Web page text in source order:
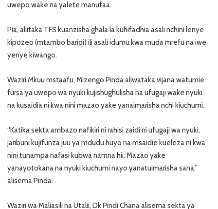
uwepo wake na yalete manufaa.
Pia, aliitaka TFS kuanzisha ghala la kuhifadhia asali nchini lenye
kipozeo (mtambo baridi) ili asali idumu kwa muda mrefu na iwe
yenye kiwango.
Waziri Mkuu mstaafu, Mizengo Pinda aliwataka vijana watumie
fursa ya uwepo wa nyuki kujishughulisha na ufugaji wake nyuki
na kusaidia ni kwa nini mazao yake yanaimarisha nchi kiuchumi.
“Katika sekta ambazo nafikiri ni rahisi zaidi ni ufugaji wa nyuki,
jaribuni kujifunza juu ya mdudu huyo na msaidie kueleza ni kwa
nini tunampa nafasi kubwa namna hii. Mazao yake
yanayotokana na nyuki kiuchumi nayo yanatuimarisha sana,”
alisema Pinda.
Waziri wa Maliasili na Utalii, Dk Pindi Chana alisema sekta ya